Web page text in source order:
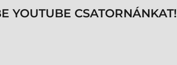
YOUTUBE CSATORNÁNKAT!